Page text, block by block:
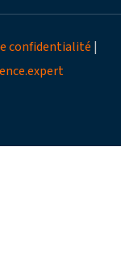
confidentialité |